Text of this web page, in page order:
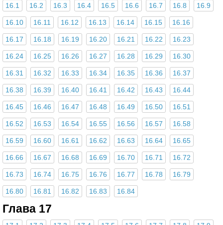
16.1 16.2 16.3 16.4 16.5 16.6 16.7 16.8 16.9
16.10 16.11 16.12 16.13 16.14 16.15 16.16
16.17 16.18 16.19 16.20 16.21 16.22 16.23
16.24 16.25 16.26 16.27 16.28 16.29 16.30
16.31 16.32 16.33 16.34 16.35 16.36 16.37
16.38 16.39 16.40 16.41 16.42 16.43 16.44
16.45 16.46 16.47 16.48 16.49 16.50 16.51
16.52 16.53 16.54 16.55 16.56 16.57 16.58
16.59 16.60 16.61 16.62 16.63 16.64 16.65
16.66 16.67 16.68 16.69 16.70 16.71 16.72
16.73 16.74 16.75 16.76 16.77 16.78 16.79
16.80 16.81 16.82 16.83 16.84
Глава 17